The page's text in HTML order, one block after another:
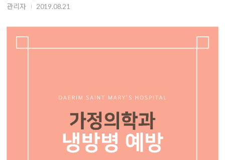
관리자
2019.08.21